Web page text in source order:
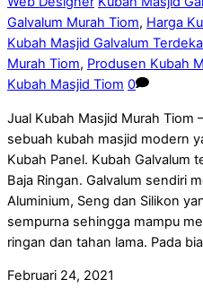
Galvalum Murah Tiom, Harga
Kubah Masjid Galvalum
Murah Tiom, Produsen Kubah
Kubah Masjid Tiom 0
Jual Kubah Masjid Murah Tiom
sebuah kubah masjid modern
Kubah Panel. Kubah Galvalum
Baja Ringan. Galvalum sendiri
Aluminium, Seng dan Silikon
sempurna sehingga mampu
ringan dan tahan lama. Pada
Februari 24, 2021